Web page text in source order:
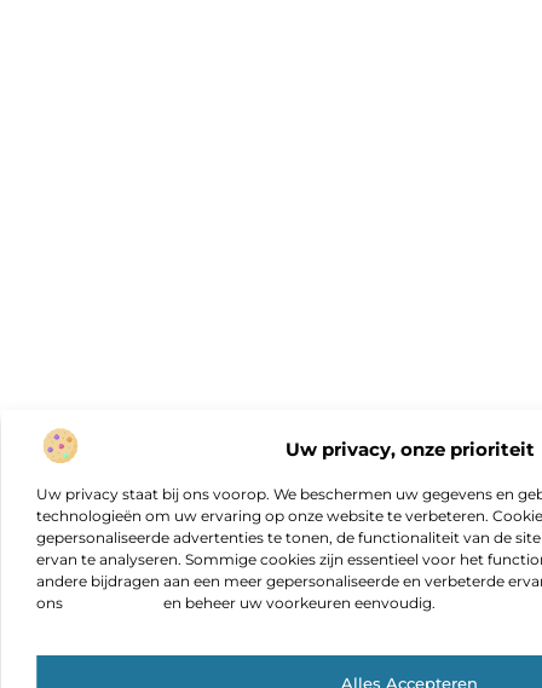
Uw privacy, onze prioriteit
Uw privacy staat bij ons voorop. We beschermen uw gegevens en
technologieën om uw ervaring op onze website te verbeteren.
gepersonaliseerde advertenties te tonen, de functionaliteit van de
ervan te analyseren. Sommige cookies zijn essentieel voor het
andere bijdragen aan een meer gepersonaliseerde en verbeterde
ons
en beheer uw voorkeuren eenvoudig.
Alles Accepteren